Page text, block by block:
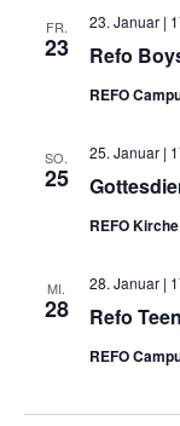
FR.
23 Refo
23. Januar |
REFO
SO.
25
25. Januar |
REFO Kirche
MI.
28 Refo
28. Januar |
REFO